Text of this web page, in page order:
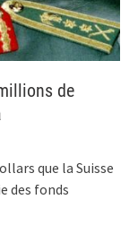
de
que la Suisse
des fonds